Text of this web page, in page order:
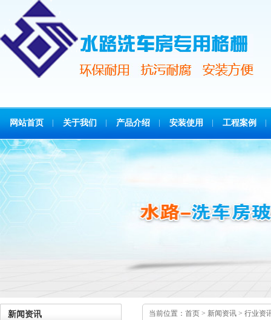
网站首页 关于我们 产品介绍 安装使用 工程案例
新闻资讯 当前位置： 首页 > 新闻资讯 > 行业资